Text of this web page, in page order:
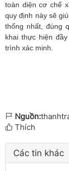
toàn diện cơ chế
quy định này sẽ
thống nhất, đúng
khai thực hiện
trình xác minh.
Nguồn:
Thích
Các tin khác